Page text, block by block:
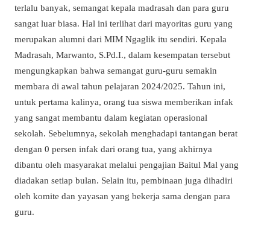
terlalu banyak, semangat kepala madrasah dan para guru
sangat luar biasa. Hal ini terlihat dari mayoritas guru yang
merupakan alumni dari MIM Ngaglik itu sendiri. Kepala
Madrasah, Marwanto, S.Pd.I., dalam kesempatan tersebut
mengungkapkan bahwa semangat guru-guru semakin
membara di awal tahun pelajaran 2024/2025. Tahun ini,
untuk pertama kalinya, orang tua siswa memberikan infak
yang sangat membantu dalam kegiatan operasional
sekolah. Sebelumnya, sekolah menghadapi tantangan berat
dengan 0 persen infak dari orang tua, yang akhirnya
dibantu oleh masyarakat melalui pengajian Baitul Mal yang
diadakan setiap bulan. Selain itu, pembinaan juga dihadiri
oleh komite dan yayasan yang bekerja sama dengan para
guru.